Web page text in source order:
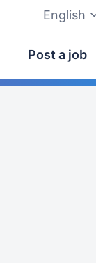
English
Post a job